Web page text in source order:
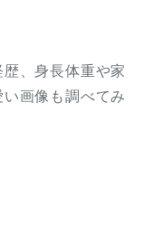
、身長体重や家
画像も調べてみ